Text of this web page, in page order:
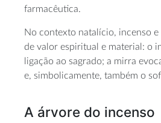
farmacêutica.
No contexto natalício, incenso
de valor espiritual e material: o
ligação ao sagrado; a mirra
e, simbolicamente, também o
A árvore do incenso